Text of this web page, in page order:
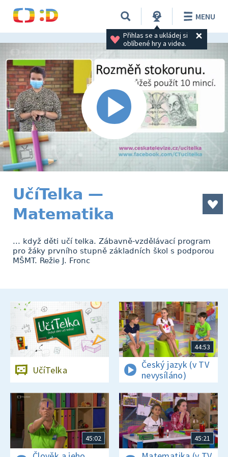
Přihlas se a ukládej si
oblíbené hry a videa.
MENU
UčíTelka —
Matematika
... když děti učí telka. Zábavně-vzdělávací program
pro žáky prvního stupně základních škol s podporou
MŠMT. Režie J. Fronc
UčíTelka
44:53
Český jazyk (v TV
nevysíláno)
45:02 45:21